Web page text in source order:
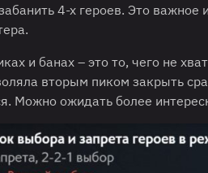
4-х героев. Это важное
и банах – это то, чего не
вторым пиком закрыть
Можно ожидать более